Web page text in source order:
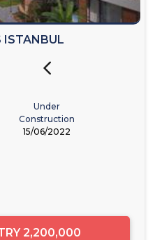
ISTANBUL
Under
Construction
15/06/2022
2,200,000